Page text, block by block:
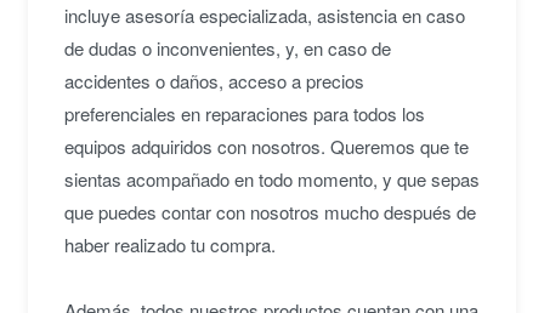
incluye asesoría especializada, asistencia en caso
de dudas o inconvenientes, y, en caso de
accidentes o daños, acceso a precios
preferenciales en reparaciones para todos los
equipos adquiridos con nosotros. Queremos que te
sientas acompañado en todo momento, y que sepas
que puedes contar con nosotros mucho después de
haber realizado tu compra.